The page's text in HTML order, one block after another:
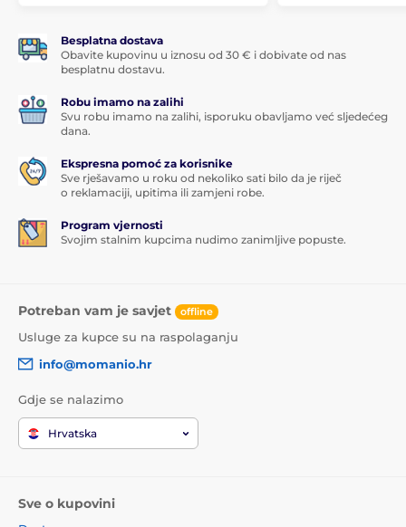
Besplatna dostava
Obavite kupovinu u iznosu od 30 € i dobivate od nas
besplatnu dostavu.
Robu imamo na zalihi
Svu robu imamo na zalihi, isporuku obavljamo već sljedećeg
dana.
Ekspresna pomoć za korisnike
Sve rješavamo u roku od nekoliko sati bilo da je riječ
o reklamaciji, upitima ili zamjeni robe.
Program vjernosti
Svojim stalnim kupcima nudimo zanimljive popuste.
Potreban vam je savjet offline
Usluge za kupce su na raspolaganju
info@momanio.hr
Gdje se nalazimo
Hrvatska
Sve o kupovini